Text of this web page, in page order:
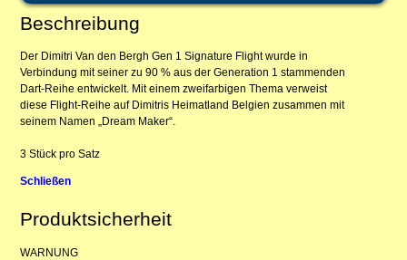
Beschreibung
Der Dimitri Van den Bergh Gen 1 Signature Flight wurde in
Verbindung mit seiner zu 90 % aus der Generation 1 stammenden
Dart-Reihe entwickelt. Mit einem zweifarbigen Thema verweist
diese Flight-Reihe auf Dimitris Heimatland Belgien zusammen mit
seinem Namen „Dream Maker“.
3 Stück pro Satz
Schließen
Produktsicherheit
WARNUNG